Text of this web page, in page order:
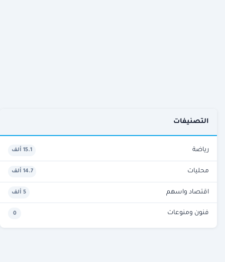
التصنيفات
رياضة 15.1 ألف
محليات 14.7 ألف
اقتصاد واسهم 5 ألف
فنون ومنوعات 0